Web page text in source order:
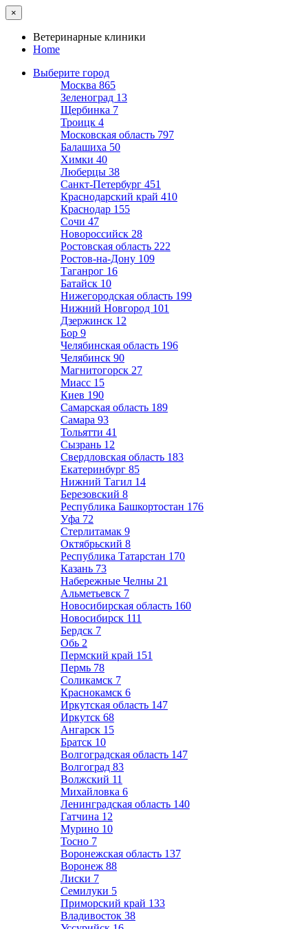
×
Ветеринарные клиники
Home
Выберите город
Москва 865
Зеленоград 13
Щербинка 7
Троицк 4
Московская область 797
Балашиха 50
Химки 40
Люберцы 38
Санкт-Петербург 451
Краснодарский край 410
Краснодар 155
Сочи 47
Новороссийск 28
Ростовская область 222
Ростов-на-Дону 109
Таганрог 16
Батайск 10
Нижегородская область 199
Нижний Новгород 101
Дзержинск 12
Бор 9
Челябинская область 196
Челябинск 90
Магнитогорск 27
Миасс 15
Киев 190
Самарская область 189
Самара 93
Тольятти 41
Сызрань 12
Свердловская область 183
Екатеринбург 85
Нижний Тагил 14
Березовский 8
Республика Башкортостан 176
Уфа 72
Стерлитамак 9
Октябрьский 8
Республика Татарстан 170
Казань 73
Набережные Челны 21
Альметьевск 7
Новосибирская область 160
Новосибирск 111
Бердск 7
Обь 2
Пермский край 151
Пермь 78
Соликамск 7
Краснокамск 6
Иркутская область 147
Иркутск 68
Ангарск 15
Братск 10
Волгоградская область 147
Волгоград 83
Волжский 11
Михайловка 6
Ленинградская область 140
Гатчина 12
Мурино 10
Тосно 7
Воронежская область 137
Воронеж 88
Лиски 7
Семилуки 5
Приморский край 133
Владивосток 38